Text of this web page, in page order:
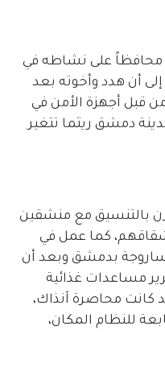
محافظاً على نشاطه في
إلى أن هدد وأخوته بعد
قبل أجهزة الأمن في
دمشق ريثما تتغير
بالتنسيق مع منشقين
كما عمل في
ساروجة بدمشق وبعد أن
مساعدات غذائية
كانت محاصرة آنذاك،
للنظام المكان،